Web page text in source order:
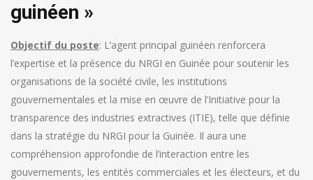
guinéen »
Objectif du poste: L’agent principal guinéen renforcera
l’expertise et la présence du NRGI en Guinée pour soutenir les
organisations de la société civile, les institutions
gouvernementales et la mise en œuvre de l’Initiative pour la
transparence des industries extractives (ITIE), telle que définie
dans la stratégie du NRGI pour la Guinée. Il aura une
compréhension approfondie de l’interaction entre les
gouvernements, les entités commerciales et les électeurs, et du